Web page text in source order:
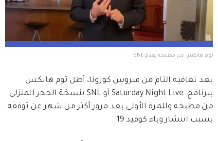
توم هانكس من مطبخه يقدم SNL
بعد تعافيه التام من فيروس كورونا، أطل توم هانكس
ببرنامج  Saturday Night Live أو SNL بنسخة الحجر المنزلي
من مطبخه وللمرة الأولى بعد مرور أكثر من شهر عن توقفه
بسبب انتشار وباء كوفيد 19.